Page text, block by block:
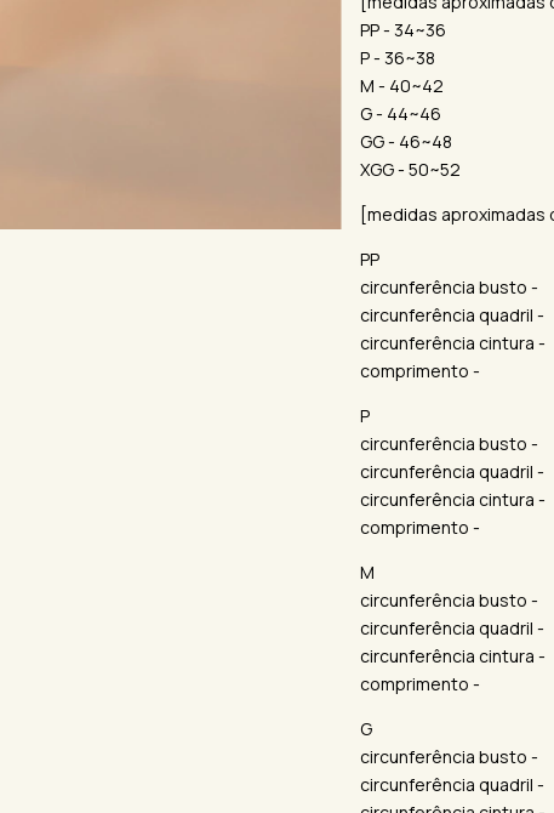
PP - 34~36
P - 36~38
M - 40~42
G - 44~46
GG - 46~48
XGG - 50~52
[medidas aproximadas
PP
circunferência busto -
circunferência quadril -
circunferência cintura -
comprimento -
P
circunferência busto -
circunferência quadril -
circunferência cintura -
comprimento -
M
circunferência busto -
circunferência quadril -
circunferência cintura -
comprimento -
G
circunferência busto -
circunferência quadril -